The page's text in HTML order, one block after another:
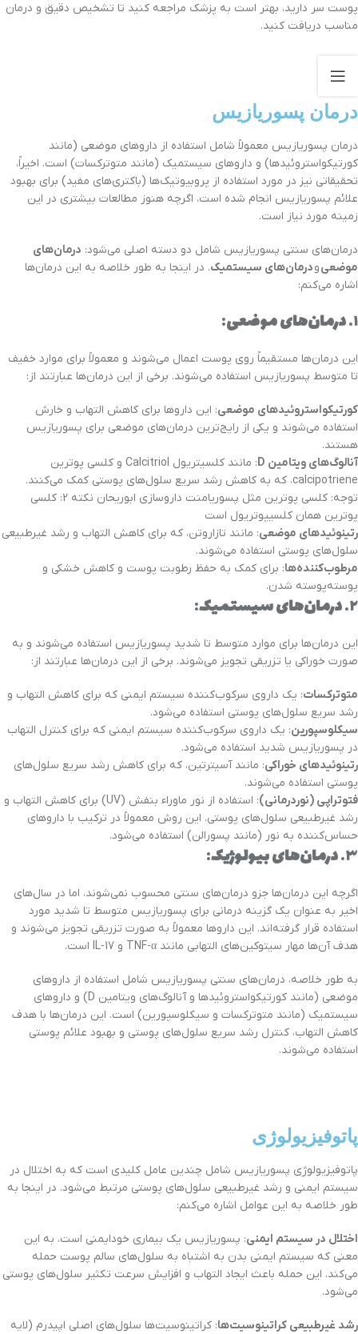
پوست سر دارید، بهتر است به پزشک مراجعه کنید تا تشخیص دقیق و درمان
مناسب دریافت کنید.
درمان پسوریازیس
درمان پسوریازیس معمولاً شامل استفاده از داروهای موضعی (مانند
کورتیکواستروئیدها) و داروهای سیستمیک (مانند متوترکسات) است. اخیراً،
تحقیقاتی نیز در مورد استفاده از پروبیوتیک‌ها (باکتری‌های مفید) برای بهبود
علائم پسوریازیس انجام شده است، اگرچه هنوز مطالعات بیشتری در این
زمینه مورد نیاز است.
درمان‌های سنتی پسوریازیس شامل دو دسته اصلی می‌شود: درمان‌های
موضعیودرمان‌های سیستمیک. در اینجا به طور خلاصه به این درمان‌ها
اشاره می‌کنم:
۱. درمان‌های موضعی:
این درمان‌ها مستقیماً روی پوست اعمال می‌شوند و معمولاً برای موارد خفیف
تا متوسط پسوریازیس استفاده می‌شوند. برخی از این درمان‌ها عبارتند از:
کورتیکواستروئیدهای موضعی: این داروها برای کاهش التهاب و خارش
استفاده می‌شوند و یکی از رایج‌ترین درمان‌های موضعی برای پسوریازیس
هستند.
آنالوگ‌های ویتامین D
: مانند کلسیتریول Calcitriol و کلسی پوترین
calcipotriene، که به کاهش رشد سریع سلول‌های پوستی کمک می‌کنند.
توجه: کلسی پوترین مثل پسوریامنت داروسازی ابوریحان نکته 2: کلسی
پوترین همان کلسیپوتریول است
رتینوئیدهای موضعی: مانند تازاروتن، که برای کاهش التهاب و رشد غیرطبیعی
سلول‌های پوستی استفاده می‌شوند.
مرطوب‌کننده‌ها: برای کمک به حفظ رطوبت پوست و کاهش خشکی و
پوسته‌پوسته شدن.
۲. درمان‌های سیستمیک:
این درمان‌ها برای موارد متوسط تا شدید پسوریازیس استفاده می‌شوند و به
صورت خوراکی یا تزریقی تجویز می‌شوند. برخی از این درمان‌ها عبارتند از:
متوترکسات: یک داروی سرکوب‌کننده سیستم ایمنی که برای کاهش التهاب و
رشد سریع سلول‌های پوستی استفاده می‌شود.
سیکلوسپورین: یک داروی سرکوب‌کننده سیستم ایمنی که برای کنترل التهاب
در پسوریازیس شدید استفاده می‌شود.
رتینوئیدهای خوراکی: مانند آسیترتین، که برای کاهش رشد سریع سلول‌های
پوستی استفاده می‌شوند.
فتوتراپی (نوردرمانی)
: استفاده از نور ماوراء بنفش (UV) برای کاهش التهاب و
رشد غیرطبیعی سلول‌های پوستی. این روش معمولاً در ترکیب با داروهای
حساس‌کننده به نور (مانند پسورالن) استفاده می‌شود.
۳. درمان‌های بیولوژیک:
اگرچه این درمان‌ها جزو درمان‌های سنتی محسوب نمی‌شوند، اما در سال‌های
اخیر به عنوان یک گزینه درمانی برای پسوریازیس متوسط تا شدید مورد
استفاده قرار گرفته‌اند. این داروها معمولاً به صورت تزریقی تجویز می‌شوند و
هدف آن‌ها مهار سیتوکین‌های التهابی مانند TNF-α و IL-17 است.
به طور خلاصه، درمان‌های سنتی پسوریازیس شامل استفاده از داروهای
موضعی (مانند کورتیکواستروئیدها و آنالوگ‌های ویتامین D) و داروهای
سیستمیک (مانند متوترکسات و سیکلوسپورین) است. این درمان‌ها با هدف
کاهش التهاب، کنترل رشد سریع سلول‌های پوستی و بهبود علائم پوستی
استفاده می‌شوند.
پاتوفیزیولوژی
پاتوفیزیولوژی پسوریازیس شامل چندین عامل کلیدی است که به اختلال در
سیستم ایمنی و رشد غیرطبیعی سلول‌های پوستی مرتبط می‌شود. در اینجا به
طور خلاصه به این عوامل اشاره می‌کنم:
اختلال در سیستم ایمنی: پسوریازیس یک بیماری خودایمنی است، به این
معنی که سیستم ایمنی بدن به اشتباه به سلول‌های سالم پوست حمله
می‌کند. این حمله باعث ایجاد التهاب و افزایش سرعت تکثیر سلول‌های پوستی
می‌شود.
رشد غیرطبیعی کراتینوسیت‌ها: کراتینوسیت‌ها سلول‌های اصلی اپیدرم (لایه